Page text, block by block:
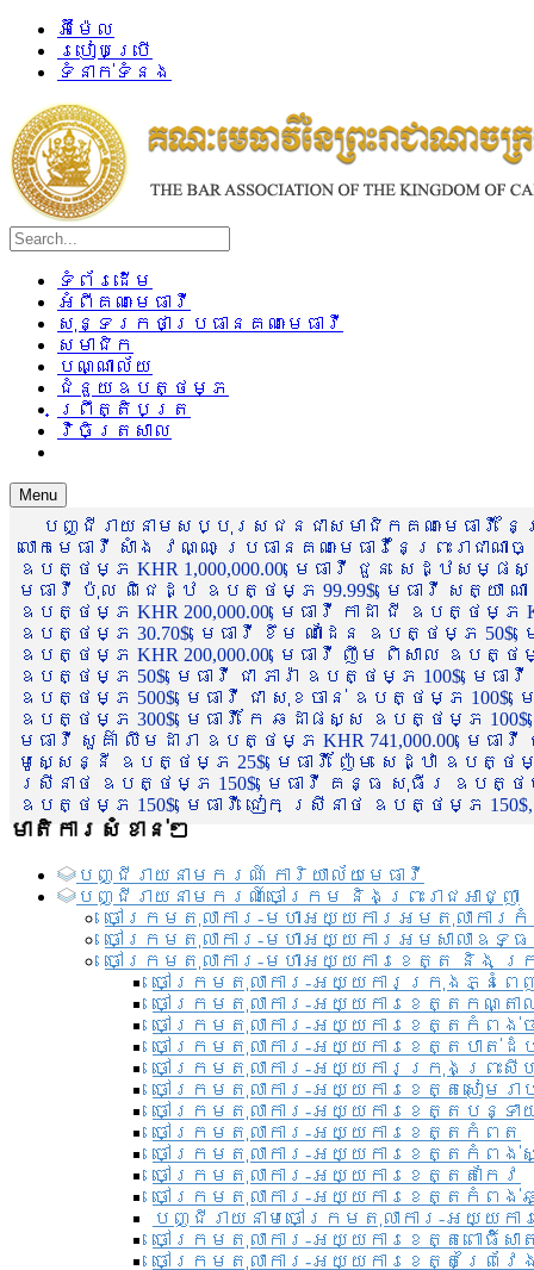
អ៊ីម៉ែល
របៀបប្រើ
ទំនាក់ទំនង
ទំព័រដើម
អំពីគណៈមេធាវី
សុន្ទរកថាប្រធានគណៈមេធាវី
សមាជិក
បណ្ណាល័យ
ជំនួយឧបត្ថម្ភ
ព្រឹត្តិបត្រ
វិចិត្រសាល
Menu
បញ្ជីរាយនាមសប្បុរសជនជាសមាជិកគណៈមេធាវី
លោកមេធាវី សាំង វណ្ណៈ ប្រធានគណៈមេធាវីនៃព្រះរា
ឧបត្ថម្ភ KHR 1,000,000.00, មេធាវី ជួន សេដ្ឋស
មេធាវី ប៉ុល ពិជេដ្ឋ ឧបត្ថម្ភ 99.99$, មេធាវី សត្យា ណ
ឧបត្ថម្ភ KHR 200,000.00, មេធាវី កាដា ជី ឧបត្ថម្ភ
ឧបត្ថម្ភ 30.70$, មេធាវី ខឹម ណាដែន ឧបត្ថម្ភ 50$,
ឧបត្ថម្ភ KHR 200,000.00, មេធាវី ញឹម ពិសាល ឧបត្ថ
ឧបត្ថម្ភ 50$, មេធាវី ជា ភារ៉ា ឧបត្ថម្ភ 100$, មេ
ឧបត្ថម្ភ 500$, មេធាវី ជា សុខចាន់ ឧបត្ថម្ភ
ឧបត្ថម្ភ 300$, មេធាវី កែ ឆដាផស្ស ឧបត្ថម្ភ
មេធាវី សួគ៌ា លឹមដារា ឧបត្ថម្ភ KHR 741,000.00, មេ
មូសេ្សន្នី ឧបត្ថម្ភ 25$, មេធាវី ញ៉ែម សេដ្ឋា ឧបត្ថ
ស្រីនាថ ឧបត្ថម្ភ 150$, មេធាវី គន្ធ សុធីរ ឧបត្ថម្ភ
ឧបត្ថម្ភ 150$, មេធាវី ជៀក ស្រីនាថ ឧបត្ថម្ភ 150$,
មាតិការសំខាន់ៗ
បញ្ជី​រាយ​នាមករណ៍ ការិយាល័យ​មេធាវី​
បញ្ជី​រាយ​នាមករណ៍​ចៅក្រម និងព្រះរាជអាជ្ញា
ចៅក្រមតុលាការ-មហាអយ្យការអមតុលាការ
ចៅក្រមតុលាការ-មហាអយ្យការអមសាលាឧទ្
ចៅក្រមតុលាការ-មហាអយ្យការខេត្ត និង ក្
ចៅក្រមតុលាការ-អយ្យការក្រុងភ្នំពេ
ចៅក្រមតុលាការ-អយ្យការខេត្តកណ្តា
ចៅក្រមតុលាការ-អយ្យការខេត្តកំពង់ច
ចៅក្រមតុលាការ-អយ្យការខេត្តបាត់ដំ
ចៅក្រមតុលាការ-អយ្យការ​ក្រុងព្រះសី
ចៅក្រមតុលាការ-អយ្យការខេត្តសៀមរា
ចៅក្រមតុលាការ-អយ្យការខេត្តបន្ទា
ចៅក្រមតុលាការ-អយ្យការខេត្តកំពត
ចៅក្រមតុលាការ-អយ្យការខេត្តកំពង់
ចៅក្រមតុលាការ-អយ្យការខេត្តតាកែវ
ចៅក្រមតុលាការ-អយ្យការខេត្តកំពង់
បញ្ជីរាយនាមចៅក្រមតុលាការ-អយ្យក
ចៅក្រមតុលាការ-អយ្យការខេត្តពោធិ៍សា
ចៅក្រមតុលាការ-អយ្យការខេត្តព្រៃវែ